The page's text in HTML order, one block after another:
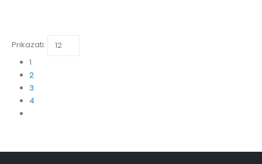
Prikazati:
1
2
3
4